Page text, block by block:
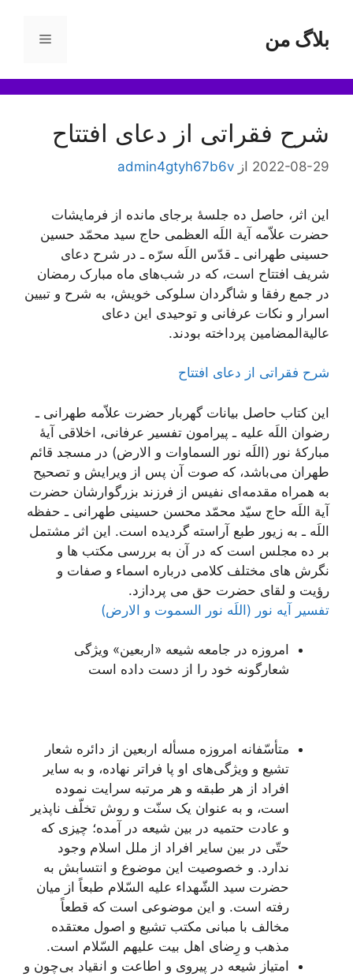
محتوابلاگ من فهرست
شرح فقراتی از دعای افتتاح
2022-08-29 از admin4gtyh67b6v
این اثر، حاصل ده جلسۀ برجای مانده از فرمایشات
حضرت علاّمه آیة اللَه العظمی حاج سید محمّد حسین
حسینی طهرانی ـ قدّس اللَه سرّه ـ در شرح دعای
شریف افتتاح است، که در شب‌های ماه مبارک رمضان
در جمع رفقا و شاگردان سلوکی خویش، به شرح و تبیین
اسرار و نکات عرفانی و توحیدی این دعای
عالیة‌المضامین پرداخته بودند.
شرح فقراتی از دعای افتتاح
این کتاب حاصل بیانات گهربار حضرت علاّمه طهرانی ـ
رضوان اللَه علیه ـ پیرامون تفسیر عرفانی، اخلاقی آیۀ
مبارکۀ نور (اللَه نور السماوات و الارض) در مسجد قائم
طهران می‌باشد، که صوت آن پس از ویرایش و تصحیح
به همراه مقدمه‌ای نفیس از فرزند بزرگوارشان حضرت
آیة اللَه حاج سیّد محمّد محسن حسینی طهرانی ـ حفظه
اللَه ـ به زیور طبع آراسته گردیده است. این اثر مشتمل
بر ده مجلس است که در آن به بررسی مکتب ها و
نگرش های مختلف کلامی درباره اسماء و صفات و
رؤیت و لقای حضرت حق می پردازد.
تفسیر آیه نور (اللَه نور السموت و الارض)
امروزه در جامعه شیعه «اربعین» ویژگی
شعارگونه خود را از دست داده است
متأسّفانه امروزه مسأله اربعین از دائره شعار
تشیع و ویژگی‌های او پا فراتر نهاده، و به سایر
افراد از هر طبقه و هر مرتبه سرایت نموده
است، و به عنوان یک سنّت و روش تخلّف ناپذیر
و عادت حتمیه در بین شیعه در آمده؛ چیزی که
حتّی در بین سایر افراد از ملل اسلام وجود
ندارد. و خصوصیت این موضوع و انتسابش به
حضرت سید الشّهداء علیه السّلام طبعاً از میان
رفته است. و این موضوعی است که قطعاً
مخالف با مبانی مکتب تشیع و اصول معتقده
مذهب و رِضای اهل بیت علیهم السّلام است.
امتیاز شیعه در پیروی و اطاعت و انقیاد بی‌چون و